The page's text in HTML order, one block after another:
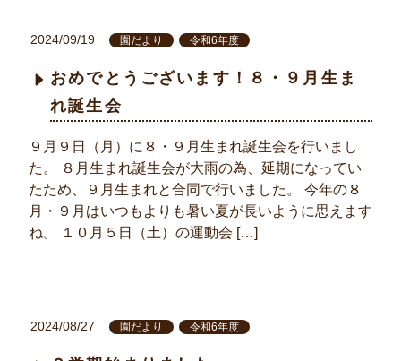
2024/09/19 園だより 令和6年度
おめでとうございます！８・９月生ま
れ誕生会
９月９日（月）に８・９月生まれ誕生会を行いまし
た。 ８月生まれ誕生会が大雨の為、延期になってい
たため、９月生まれと合同で行いました。 今年の８
月・９月はいつもよりも暑い夏が長いように思えます
ね。 １０月５日（土）の運動会 […]
2024/08/27 園だより 令和6年度